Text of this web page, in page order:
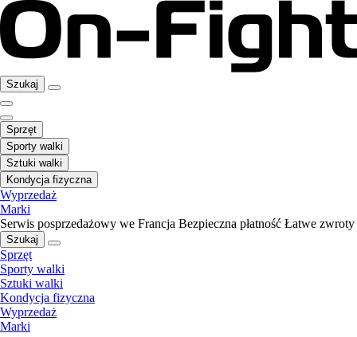
Szukaj
Sprzęt
Sporty walki
Sztuki walki
Kondycja fizyczna
Wyprzedaż
Marki
Serwis posprzedażowy we Francja Bezpieczna płatność Łatwe zwroty
Szukaj
Sprzęt
Sporty walki
Sztuki walki
Kondycja fizyczna
Wyprzedaż
Marki